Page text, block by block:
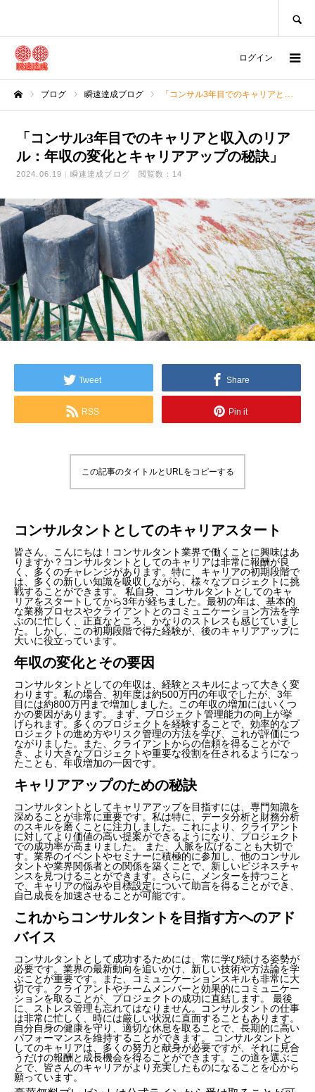
ログイン
ブログ 瞬速達成ブログ 「コンサル3年目でのキャリアと収入のリアル：年収の変化とキャリアアップの秘訣」
「コンサル3年目でのキャリアと収入のリア
ル：年収の変化とキャリアアップの秘訣」
2024.06.19 瞬速達成ブログ 閲覧数：14
Tweet Share
RSS Pin it
この記事のタイトルとURLをコピーする
コンサルタントとしてのキャリアスタート
皆さん、こんにちは！コンサルタント業界で働くことに興味はあ
りますか？コンサルタントとしてのキャリアは非常に報酬が良
く、多くのチャレンジがあります。特に、キャリアの初期段階で
は、多くの新しい知識を吸収しながら、様々なプロジェクトに挑
戦することができます。 私自身、コンサルタントとしてのキャ
リアをスタートしてから3年が経ちました。最初の年は、基本的
な業務プロセスやクライアントとのコミュニケーション方法を学
ぶのに忙しく、正直なところ、かなりのストレスも感じていまし
た。しかし、この初期段階で得た経験が、後のキャリアアップに
大いに役立っています。
年収の変化とその要因
コンサルタントとしての年収は、経験とスキルによって大きく変
わります。私の場合、初年度は約500万円の年収でしたが、3年
目には約800万円まで増加しました。この年収の増加にはいくつ
かの要因があります。 まず、プロジェクト管理能力の向上が挙
げられます。多くのプロジェクトを経験することで、効率的なプ
ロジェクトの進め方やリスク管理の方法を学び、これが評価につ
ながりました。また、クライアントからの信頼を得ることがで
き、より大きなプロジェクトや重要な役割を任されるようになっ
たことも、年収増加の一因です。
キャリアアップのための秘訣
コンサルタントとしてキャリアアップを目指すには、専門知識を
深めることが非常に重要です。私は特に、データ分析と財務分析
のスキルを磨くことに注力しました。これにより、クライアント
に対してより価値の高い提案ができるようになり、プロジェクト
での成功率が高まりました。 また、人脈を広げることも大切で
す。業界のイベントやセミナーに積極的に参加し、他のコンサル
タントや業界関係者との関係を築くことで、新しいビジネスチャ
ンスを見つけることができます。さらに、メンターを持つこと
で、キャリアの悩みや目標設定について助言を得ることができ、
自己成長を加速させることが可能です。
これからコンサルタントを目指す方へのアド
バイス
コンサルタントとして成功するためには、常に学び続ける姿勢が
必要です。業界の最新動向を追いかけ、新しい技術や方法論を学
ぶことが重要です。また、コミュニケーションスキルも非常に大
切です。クライアントやチームメンバーと効果的にコミュニケー
ションを取ることが、プロジェクトの成功に直結します。 最後
に、ストレス管理も忘れてはなりません。コンサルタントの仕事
は非常に忙しく、時には厳しい状況に直面することもあります。
自分自身の健康を守り、適切な休息を取ることで、長期的に高い
パフォーマンスを維持することができます。 コンサルタントと
してのキャリアは、多くの努力と献身が必要ですが、それに見合
うだけの報酬と成長機会を得ることができます。この道を選ぶこ
とで、皆さんのキャリアがより充実したものになることを心から
願っています。